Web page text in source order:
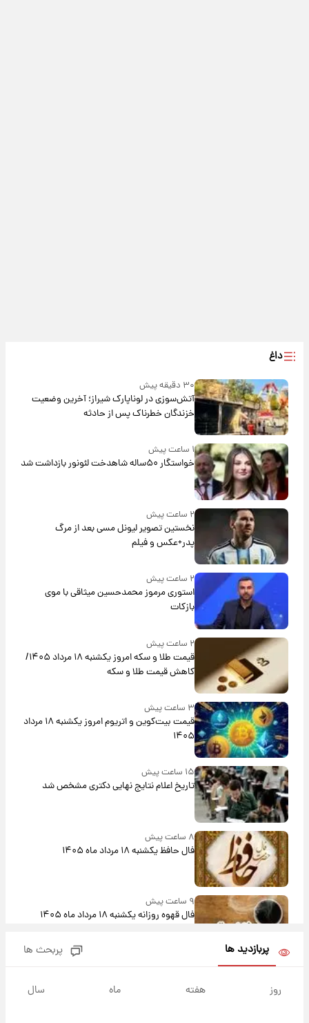
داغ
۳۰ دقیقه پیش
آتش‌سوزی در لوناپارک شیراز؛ آخرین وضعیت
خزندگان خطرناک پس از حادثه
۱ ساعت پیش
خواستگار ۵۰ساله شاهدخت لئونور بازداشت شد
۲ ساعت پیش
نخستین تصویر لیونل مسی بعد از مرگ
پدر+عکس و فیلم
۲ ساعت پیش
استوری مرموز محمدحسین میثاقی با موی
بازکات
۲ ساعت پیش
قیمت طلا و سکه امروز یکشنبه ۱۸ مرداد ۱۴۰۵/
کاهش قیمت طلا و سکه
۳ ساعت پیش
قیمت بیت‌کوین و اتریوم امروز یکشنبه ۱۸ مرداد
۱۴۰۵
۱۵ ساعت پیش
تاریخ اعلام نتایج نهایی دکتری مشخص شد
۸ ساعت پیش
فال حافظ یکشنبه ۱۸ مرداد ماه ۱۴۰۵
۹ ساعت پیش
فال قهوه روزانه یکشنبه ۱۸ مرداد ماه ۱۴۰۵
پربازدید ها پربحث ها
روز هفته ماه سال